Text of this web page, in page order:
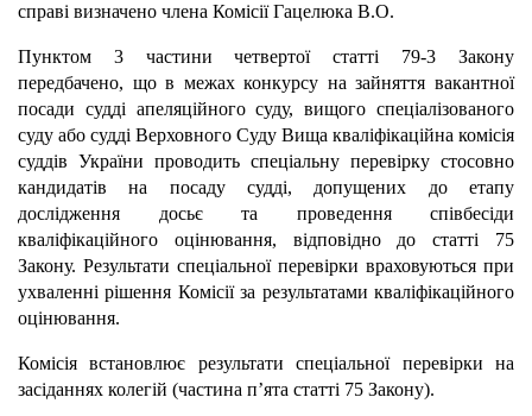
справі визначено члена Комісії Гацелюка В.О.
Пунктом 3 частини четвертої статті 79-3 Закону
передбачено, що в межах конкурсу на зайняття вакантної
посади судді апеляційного суду, вищого спеціалізованого
суду або судді Верховного Суду Вища кваліфікаційна комісія
суддів України проводить спеціальну перевірку стосовно
кандидатів на посаду судді, допущених до етапу
дослідження досьє та проведення співбесіди
кваліфікаційного оцінювання, відповідно до статті 75
Закону. Результати спеціальної перевірки враховуються при
ухваленні рішення Комісії за результатами кваліфікаційного
оцінювання.
Комісія встановлює результати спеціальної перевірки на
засіданнях колегій (частина п’ята статті 75 Закону).